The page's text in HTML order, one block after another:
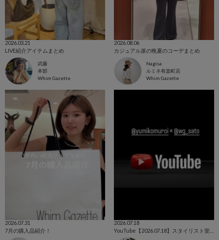
2026.03.21
LIVE紹介アイテムまとめ
武藤
本部
Whim Gazette
2026.08.06
カジュアル派の晩夏のコーデまとめ
Nagisa
ルミネ有楽町店
Whim Gazette
2026.07.31
7月の購入品紹介！
2026.07.18
YouTube【2026.07.18】スタイリスト室井さん